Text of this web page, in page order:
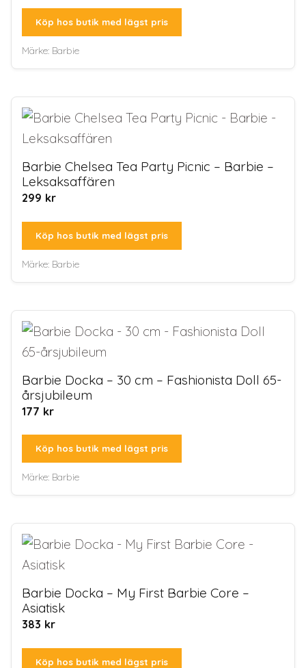
Köp hos butik med lägst pris
Märke: Barbie
Barbie Chelsea Tea Party Picnic – Barbie –
Leksaksaffären
299 kr
Köp hos butik med lägst pris
Märke: Barbie
Barbie Docka – 30 cm – Fashionista Doll 65-
årsjubileum
177 kr
Köp hos butik med lägst pris
Märke: Barbie
Barbie Docka – My First Barbie Core –
Asiatisk
383 kr
Köp hos butik med lägst pris